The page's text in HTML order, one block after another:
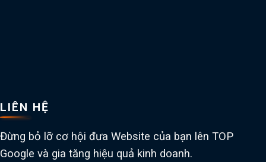
LIÊN HỆ
Đừng bỏ lỡ cơ hội đưa Website của bạn lên TOP
Google và gia tăng hiệu quả kinh doanh.